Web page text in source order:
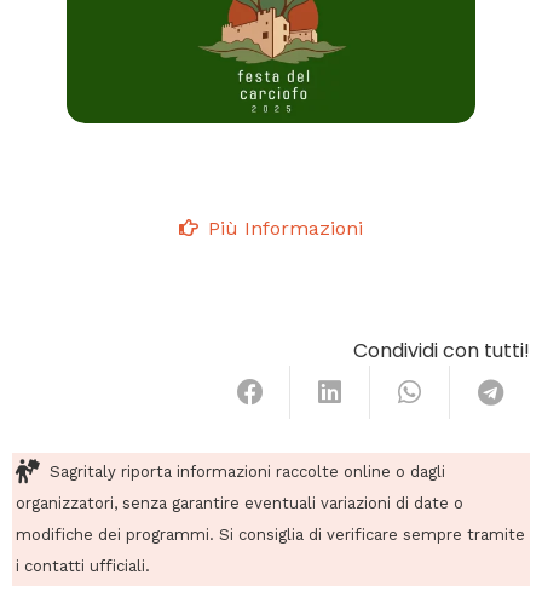
Più Informazioni
Condividi con tutti!
Sagritaly riporta informazioni raccolte online o dagli
organizzatori, senza garantire eventuali variazioni di date o
modifiche dei programmi. Si consiglia di verificare sempre tramite
i contatti ufficiali.